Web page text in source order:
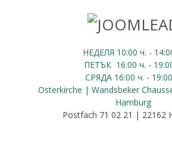
НЕДЕЛЯ 10:00 ч. -
ПЕТЪК 16:00 ч. -
СРЯДА 16:00 ч. -
Osterkirche | Wandsbeker
Hamburg
Postfach 71 02 21 | 22162